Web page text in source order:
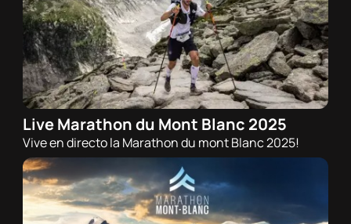
29/06/2025 - 07:00h
Trail
Live Marathon du Mont Blanc 2025
Vive en directo la Marathon du mont Blanc 2025!